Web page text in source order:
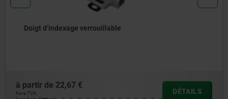
Doigts d'indexage verrouillables en Inox avec
à partir de